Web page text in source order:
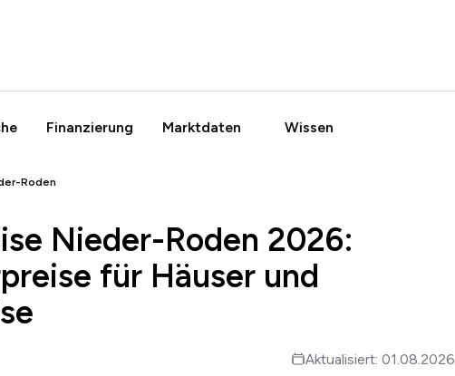
Finanzierung Marktdaten Wissen
Roden
Nieder-Roden 2026:
für Häuser und
Aktualisiert: 01.08.2026